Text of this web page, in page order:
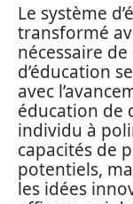
Le système
transformé
nécessaire
d’éducation
avec
éducation de
individu à
capacités de
potentiels,
les idées